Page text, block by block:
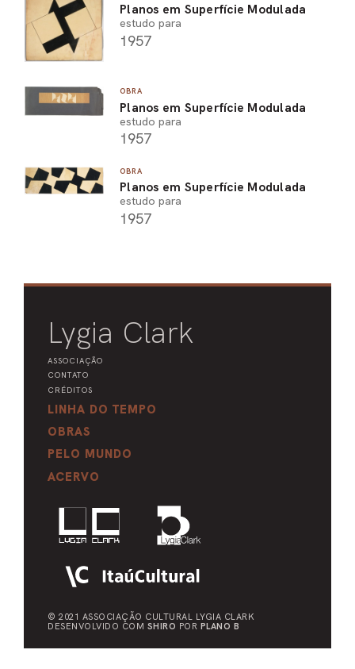
Planos em Superfície Modulada
estudo para
1957
OBRA
Planos em Superfície Modulada
estudo para
1957
OBRA
Planos em Superfície Modulada
estudo para
1957
Lygia Clark
ASSOCIAÇÃO
CONTATO
CRÉDITOS
LINHA DO TEMPO
OBRAS
PELO MUNDO
ACERVO
© 2021 ASSOCIAÇÃO CULTURAL LYGIA CLARK
DESENVOLVIDO COM SHIRO POR PLANO B